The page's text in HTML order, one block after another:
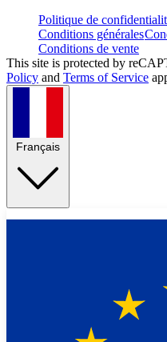
Politique de
Conditions générales
Conditions de vente
This site is protected by
Policy and Terms of Service
Français